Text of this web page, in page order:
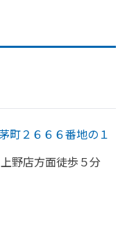
町２６６６番地の１
野店方面徒歩５分